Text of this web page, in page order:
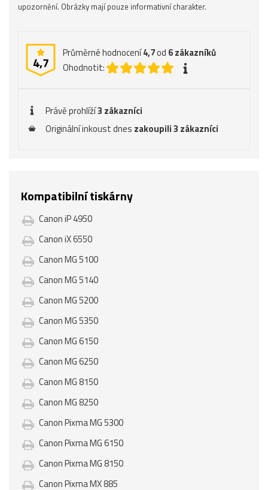
upozornění. Obrázky mají pouze informativní charakter.
4,7
Průměrné hodnocení4,7od 6zákazníků
Ohodnotit:
Právě prohlíží3 zákazníci
Originální inkoust dnes zakoupili 3 zákazníci
Kompatibilní tiskárny
Canon iP 4950
Canon iX 6550
Canon MG 5100
Canon MG 5140
Canon MG 5200
Canon MG 5350
Canon MG 6150
Canon MG 6250
Canon MG 8150
Canon MG 8250
Canon Pixma MG 5300
Canon Pixma MG 6150
Canon Pixma MG 8150
Canon Pixma MX 885